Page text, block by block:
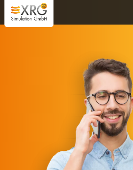
Direkt zum Inhalt